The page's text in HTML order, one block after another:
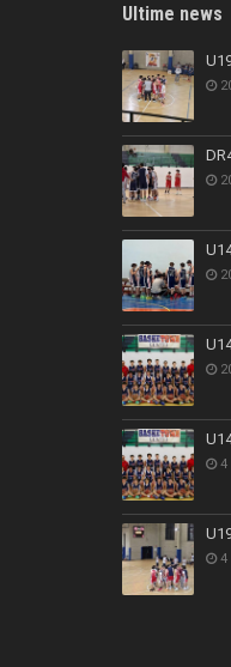
Ultime news
4
4